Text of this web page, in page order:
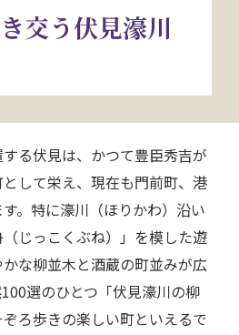
てお問い合わせ
検索
交う伏見濠川
る伏見は、かつて豊臣秀吉が
して栄え、現在も門前町、港
。特に濠川（ほりかわ）沿い
じっこくぶね）」を模した遊
な柳並木と酒蔵の町並みが広
選のひとつ「伏見濠川の柳
ろ歩きの楽しい町といえるで